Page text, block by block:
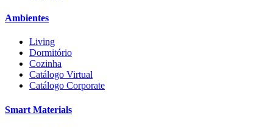
Ambientes
Living
Dormitório
Cozinha
Catálogo Virtual
Catálogo Corporate
Smart Materials